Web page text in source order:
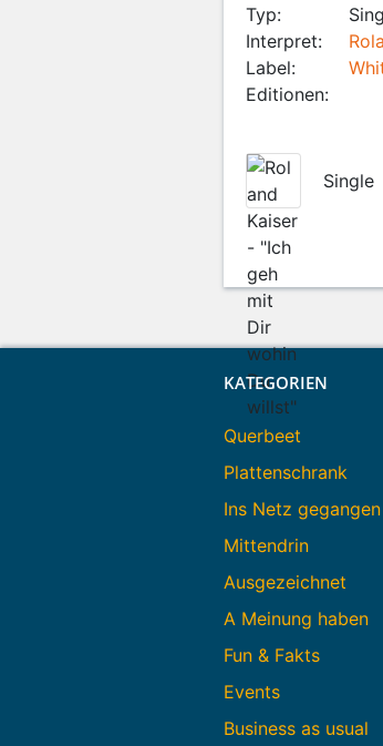
Typ:
Interpret:
Label:
Editionen:
Single
KATEGORIEN
Querbeet
Plattenschrank
Ins Netz gegangen
Mittendrin
Ausgezeichnet
A Meinung haben
Fun & Fakts
Events
Business as usual